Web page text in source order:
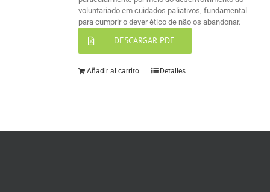
voluntariado em cuidados paliativos, fundamental
para cumprir o dever ético de não os abandonar.
DESCARGAR PDF
Añadir al carrito Detalles